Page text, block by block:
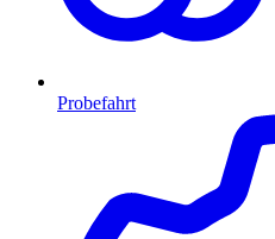
Probefahrt